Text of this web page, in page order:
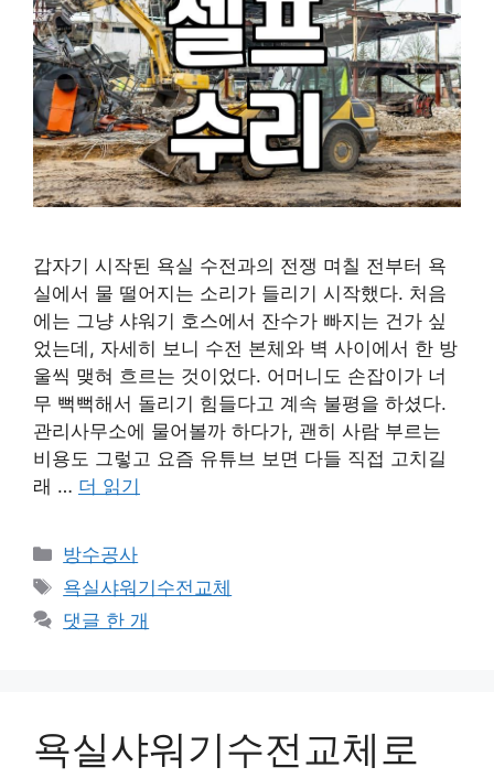
갑자기 시작된 욕실 수전과의 전쟁 며칠 전부터 욕
실에서 물 떨어지는 소리가 들리기 시작했다. 처음
에는 그냥 샤워기 호스에서 잔수가 빠지는 건가 싶
었는데, 자세히 보니 수전 본체와 벽 사이에서 한 방
울씩 맺혀 흐르는 것이었다. 어머니도 손잡이가 너
무 뻑뻑해서 돌리기 힘들다고 계속 불평을 하셨다.
관리사무소에 물어볼까 하다가, 괜히 사람 부르는
비용도 그렇고 요즘 유튜브 보면 다들 직접 고치길
래 … 더 읽기
카
테
리
방수공사
태
그
욕실샤워기수전교체
댓글 한 개
욕실샤워기수전교체로